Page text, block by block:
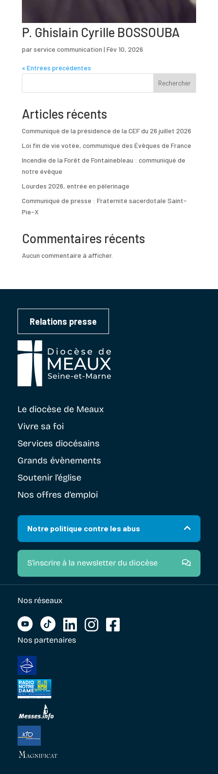
P. Ghislain Cyrille BOSSOUBA
parservice communication | Fév 10, 2026
« Entrées précédentes
Rechercher
Articles récents
Communiqué de la présidence de la CEF du 26 juillet 2026
Loi fin de vie votée, communiqué des Évêques de France
Incendie de la Forêt de Fontainebleau : communiqué de
notre évêque
Lourdes 2026, entrée en pèlerinage
Communiqué de presse : Fraternité sacerdotale Saint-
Pie-X
Commentaires récents
Aucun commentaire à afficher.
Relations presse
Le diocèse de Meaux
Vivre sa foi
Services diocésains
Grands évènements
Soutenir l’église
Nos offres d’emploi
Notre politique contre les abus
S'inscrire à la newsletter du diocèse
Nos réseaux
Nos partenaires